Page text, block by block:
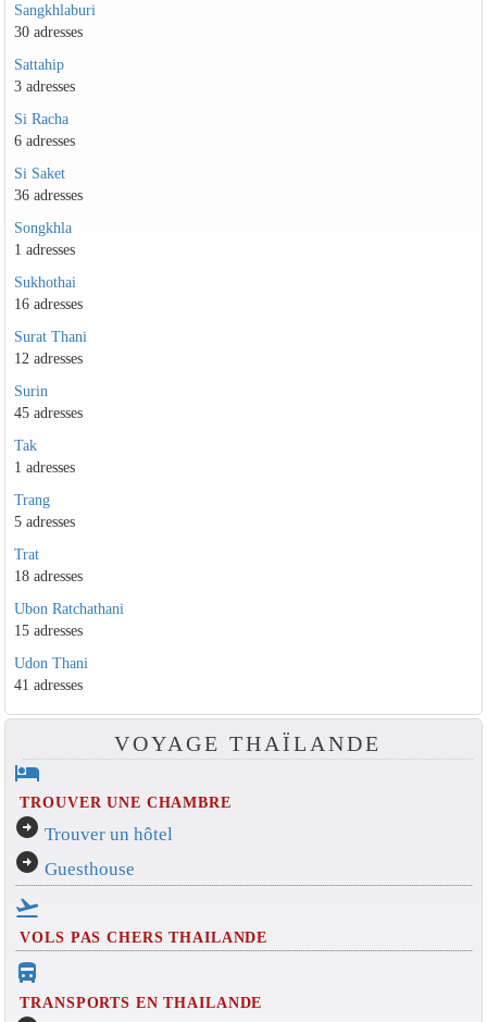
Sangkhlaburi
30 adresses
Sattahip
3 adresses
Si Racha
6 adresses
Si Saket
36 adresses
Songkhla
1 adresses
Sukhothai
16 adresses
Surat Thani
12 adresses
Surin
45 adresses
Tak
1 adresses
Trang
5 adresses
Trat
18 adresses
Ubon Ratchathani
15 adresses
Udon Thani
41 adresses
VOYAGE THAÏLANDE
hotel
TROUVER UNE CHAMBRE
arrow_circle_right Trouver un hôtel
arrow_circle_right Guesthouse
flight_takeoff
VOLS PAS CHERS THAILANDE
directions_bus_filled
TRANSPORTS EN THAILANDE